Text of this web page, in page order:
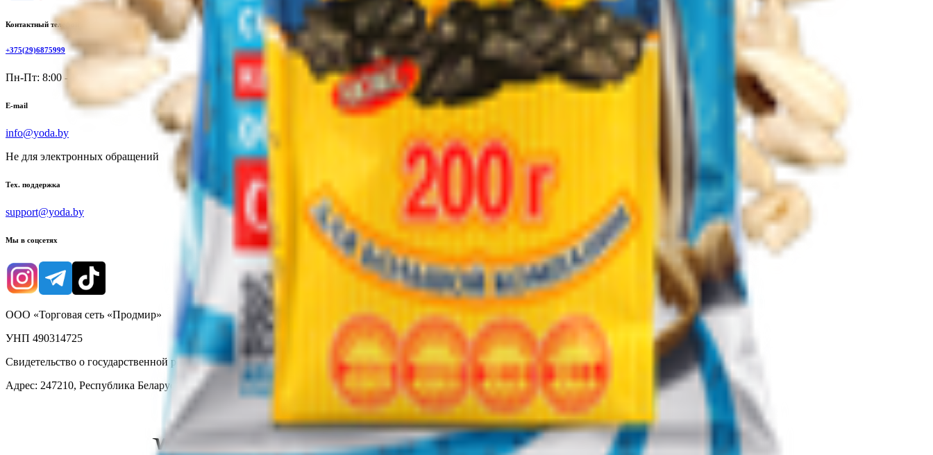
Контактный телефон
+375(29)6875999
Пн-Пт: 8:00 - 17:00
E-mail
info@yoda.by
Не для электронных обращений
Тех. поддержка
support@yoda.by
Мы в соцсетях
ООО «Торговая сеть «Продмир»
УНП 490314725
Свидетельство о государственной регистрации № 490314725 от 30.05.2003г выдано Гомельским облисполкомом
Адрес: 247210, Республика Беларусь, Гомельская обл., г. Жлобин, ул. Козлова 2-А